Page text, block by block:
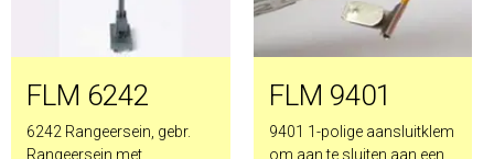
FLM 6242
6242 Rangeersein, gebr.
Rangeersein met
FLM 9401
9401 1-polige aansluitklem
om aan te sluiten aan een